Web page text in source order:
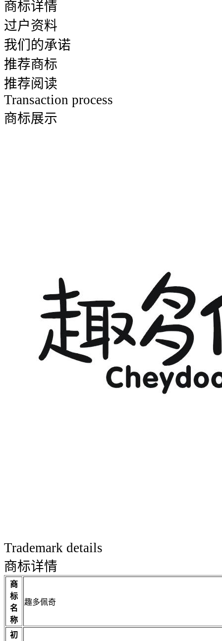
商标详情
过户资料
我们的承诺
推荐商标
推荐阅读
Transaction process
商标展示
Trademark details
商标详情
商
标
名
称
趣多佩奇
初